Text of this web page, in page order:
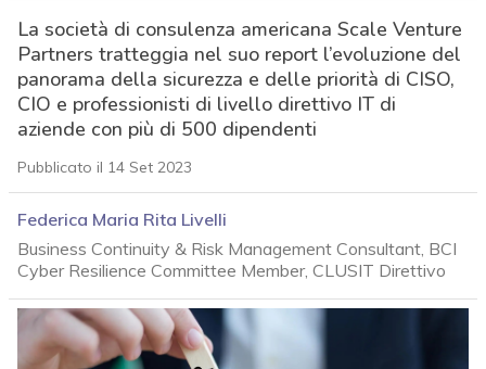
La società di consulenza americana Scale Venture
Partners tratteggia nel suo report l’evoluzione del
panorama della sicurezza e delle priorità di CISO,
CIO e professionisti di livello direttivo IT di
aziende con più di 500 dipendenti
Pubblicato il 14 Set 2023
Federica Maria Rita Livelli
Business Continuity & Risk Management Consultant, BCI
Cyber Resilience Committee Member, CLUSIT Direttivo